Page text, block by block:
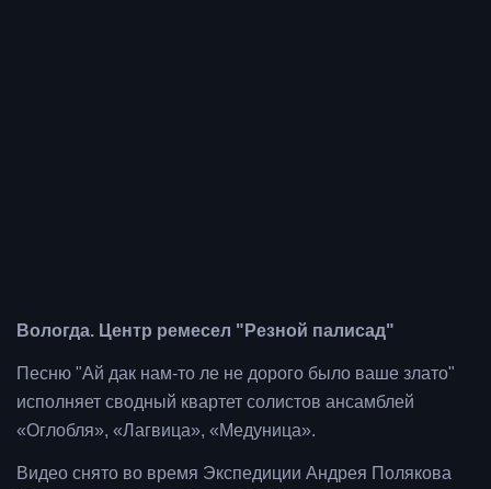
Вологда. Центр ремесел "Резной палисад"
Песню "Ай дак нам-то ле не дорого было ваше злато"
исполняет сводный квартет солистов ансамблей
«Оглобля», «Лагвица», «Медуница».
Видео снято во время Экспедиции Андрея Полякова